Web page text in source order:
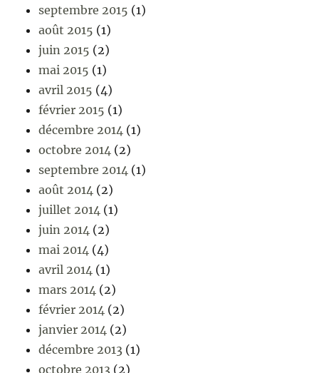
septembre 2015 (1)
août 2015 (1)
juin 2015 (2)
mai 2015 (1)
avril 2015 (4)
février 2015 (1)
décembre 2014 (1)
octobre 2014 (2)
septembre 2014 (1)
août 2014 (2)
juillet 2014 (1)
juin 2014 (2)
mai 2014 (4)
avril 2014 (1)
mars 2014 (2)
février 2014 (2)
janvier 2014 (2)
décembre 2013 (1)
octobre 2013 (2)